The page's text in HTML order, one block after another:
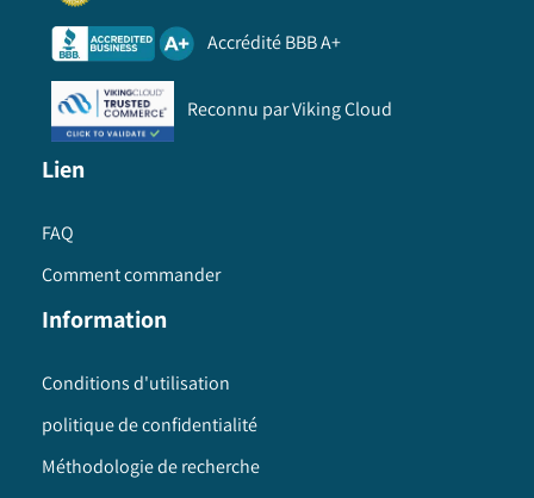
Accrédité BBB A+
Reconnu par Viking Cloud
Lien
FAQ
Comment commander
Information
Conditions d'utilisation
politique de confidentialité
Méthodologie de recherche